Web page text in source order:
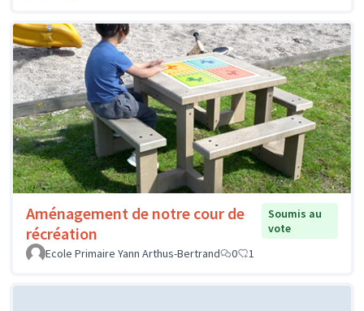
Aménagement de notre cour de
récréation
Soumis au
vote
Ecole Primaire Yann Arthus-Bertrand
0 1